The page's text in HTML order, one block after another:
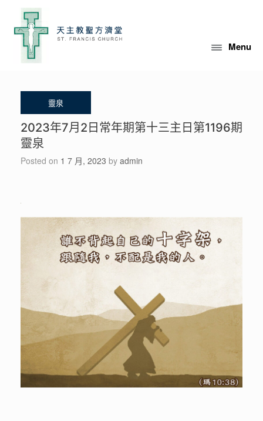
content
Menu
2023年7月2日常年期第十三主日第1196期
靈泉
Posted on 1 7 月, 2023 by admin